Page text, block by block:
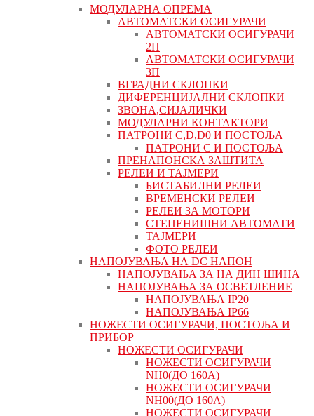
МОДУЛАРНА ОПРЕМА
АВТОМАТСКИ ОСИГУРАЧИ
АВТОМАТСКИ ОСИГУРАЧИ
2П
АВТОМАТСКИ ОСИГУРАЧИ
3П
ВГРАДНИ СКЛОПКИ
ДИФЕРЕНЦИЈАЛНИ СКЛОПКИ
ЗВОНА,СИЈАЛИЧКИ
МОДУЛАРНИ КОНТАКТОРИ
ПАТРОНИ C,D,D0 И ПОСТОЉА
ПАТРОНИ C И ПОСТОЉА
ПРЕНАПОНСКА ЗАШТИТА
РЕЛЕИ И ТАЈМЕРИ
БИСТАБИЛНИ РЕЛЕИ
ВРЕМЕНСКИ РЕЛЕИ
РЕЛЕИ ЗА МОТОРИ
СТЕПЕНИШНИ АВТОМАТИ
ТАЈМЕРИ
ФОТО РЕЛЕИ
НАПОЈУВАЊА НА DC НАПОН
НАПОЈУВАЊА ЗА НА ДИН ШИНА
НАПОЈУВАЊА ЗА ОСВЕТЛЕНИЕ
НАПОЈУВАЊА IP20
НАПОЈУВАЊА IP66
НОЖЕСТИ ОСИГУРАЧИ, ПОСТОЉА И
ПРИБОР
НОЖЕСТИ ОСИГУРАЧИ
НОЖЕСТИ ОСИГУРАЧИ
NH0(ДО 160А)
НОЖЕСТИ ОСИГУРАЧИ
NH00(ДО 160А)
НОЖЕСТИ ОСИГУРАЧИ